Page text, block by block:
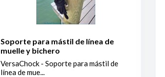
Soporte para mástil de línea de
muelle y bichero
VersaChock - Soporte para mástil de
línea de mue...